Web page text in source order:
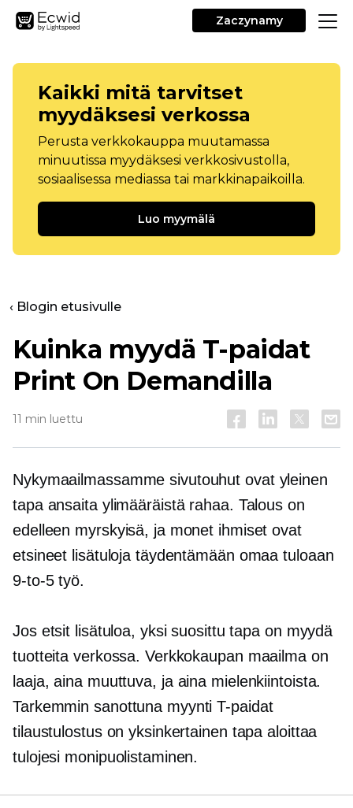
Zaczynamy
Kaikki mitä tarvitset
myydäksesi verkossa
Perusta verkkokauppa muutamassa
minuutissa myydäksesi verkkosivustolla,
sosiaalisessa mediassa tai markkinapaikoilla.
Luo myymälä
‹ Blogin etusivulle
Kuinka myydä T-paidat
Print On Demandilla
11 min luettu
Nykymaailmassamme sivutouhut ovat yleinen
tapa ansaita ylimääräistä rahaa. Talous on
edelleen myrskyisä, ja monet ihmiset ovat
etsineet lisätuloja täydentämään omaa tuloaan
9-to-5työ.
Jos etsit lisätuloa, yksi suosittu tapa on myydä
tuotteita verkossa. Verkkokaupan maailma on
laaja,aina muuttuva, ja aina mielenkiintoista.
Tarkemmin sanottuna myyntiT-paidat
tilaustulostus on yksinkertainen tapa aloittaa
tulojesi monipuolistaminen.